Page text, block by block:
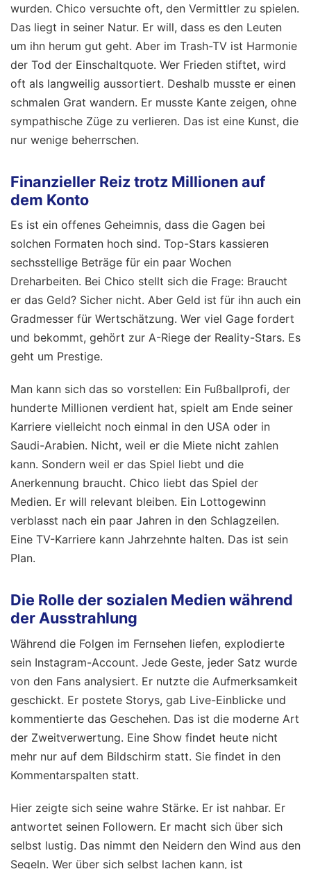
wurden. Chico versuchte oft, den Vermittler zu spielen.
Das liegt in seiner Natur. Er will, dass es den Leuten
um ihn herum gut geht. Aber im Trash-TV ist Harmonie
der Tod der Einschaltquote. Wer Frieden stiftet, wird
oft als langweilig aussortiert. Deshalb musste er einen
schmalen Grat wandern. Er musste Kante zeigen, ohne
sympathische Züge zu verlieren. Das ist eine Kunst, die
nur wenige beherrschen.
Finanzieller Reiz trotz Millionen auf
dem Konto
Es ist ein offenes Geheimnis, dass die Gagen bei
solchen Formaten hoch sind. Top-Stars kassieren
sechsstellige Beträge für ein paar Wochen
Dreharbeiten. Bei Chico stellt sich die Frage: Braucht
er das Geld? Sicher nicht. Aber Geld ist für ihn auch ein
Gradmesser für Wertschätzung. Wer viel Gage fordert
und bekommt, gehört zur A-Riege der Reality-Stars. Es
geht um Prestige.
Man kann sich das so vorstellen: Ein Fußballprofi, der
hunderte Millionen verdient hat, spielt am Ende seiner
Karriere vielleicht noch einmal in den USA oder in
Saudi-Arabien. Nicht, weil er die Miete nicht zahlen
kann. Sondern weil er das Spiel liebt und die
Anerkennung braucht. Chico liebt das Spiel der
Medien. Er will relevant bleiben. Ein Lottogewinn
verblasst nach ein paar Jahren in den Schlagzeilen.
Eine TV-Karriere kann Jahrzehnte halten. Das ist sein
Plan.
Die Rolle der sozialen Medien während
der Ausstrahlung
Während die Folgen im Fernsehen liefen, explodierte
sein Instagram-Account. Jede Geste, jeder Satz wurde
von den Fans analysiert. Er nutzte die Aufmerksamkeit
geschickt. Er postete Storys, gab Live-Einblicke und
kommentierte das Geschehen. Das ist die moderne Art
der Zweitverwertung. Eine Show findet heute nicht
mehr nur auf dem Bildschirm statt. Sie findet in den
Kommentarspalten statt.
Hier zeigte sich seine wahre Stärke. Er ist nahbar. Er
antwortet seinen Followern. Er macht sich über sich
selbst lustig. Das nimmt den Neidern den Wind aus den
Segeln. Wer über sich selbst lachen kann, ist